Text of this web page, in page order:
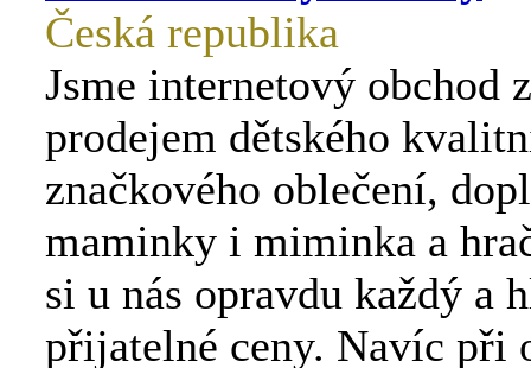
Česká republika
Jsme internetový obchod
prodejem dětského
značkového oblečení,
maminky i miminka a
si u nás opravdu každý a
přijatelné ceny. Navíc při